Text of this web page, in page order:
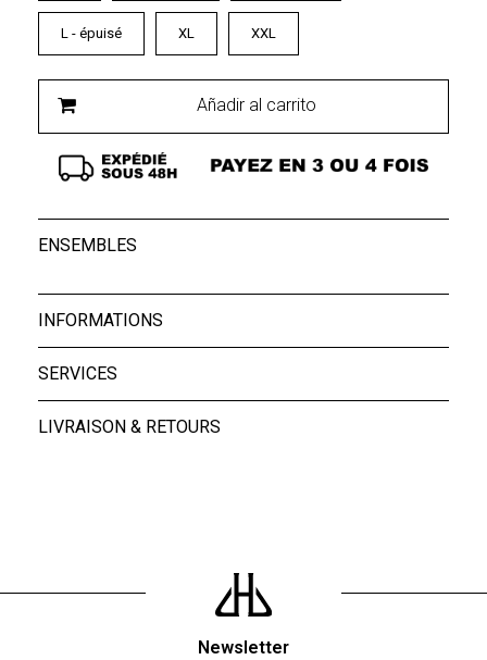
L - épuisé XL XXL
Añadir al carrito
ENSEMBLES
INFORMATIONS
SERVICES
LIVRAISON & RETOURS
Newsletter